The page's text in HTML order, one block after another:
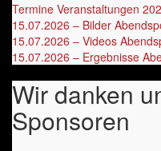
Termine Veranstaltungen
15.07.2026 – Bilder
15.07.2026 – Videos
15.07.2026 – Ergebnisse
Wir danken
Sponsoren